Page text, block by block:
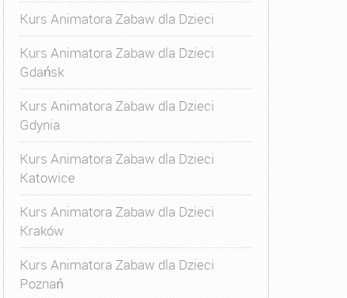
Kurs Animatora Zabaw dla Dzieci
Kurs Animatora Zabaw dla Dzieci
Gdańsk
Kurs Animatora Zabaw dla Dzieci
Gdynia
Kurs Animatora Zabaw dla Dzieci
Katowice
Kurs Animatora Zabaw dla Dzieci
Kraków
Kurs Animatora Zabaw dla Dzieci
Poznań